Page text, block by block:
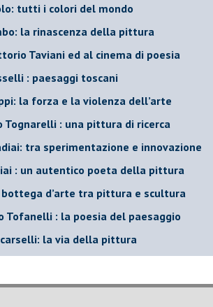
tutti i colori del mondo
la rinascenza della pittura
Taviani ed al cinema di poesia
: paesaggi toscani
la forza e la violenza dell’arte
Tognarelli : una pittura di ricerca
tra sperimentazione e innovazione
: un autentico poeta della pittura
bottega d’arte tra pittura e scultura
Tofanelli : la poesia del paesaggio
la via della pittura